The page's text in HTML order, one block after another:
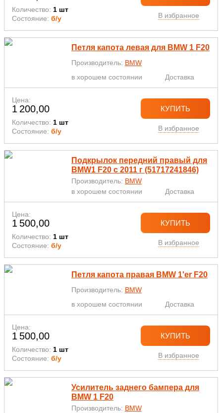
Количество: 1 шт
Состояние: б/у В избранное
Петля капота левая для BMW 1 F20
Производитель: BMW
в хорошем состоянии
Доставка
Цена:
1 200,00
Количество: 1 шт
Состояние: б/у
КУПИТЬ
В избранное
Подкрылок передний правый для
BMW1 F20 с 2011 г (51717241846)
Производитель: BMW
в хорошем состоянии
Доставка
Цена:
1 500,00
Количество: 1 шт
Состояние: б/у
КУПИТЬ
В избранное
Петля капота правая BMW 1'er F20
Производитель: BMW
в хорошем состоянии
Доставка
Цена:
1 500,00
Количество: 1 шт
Состояние: б/у
КУПИТЬ
В избранное
Усилитель заднего бампера для
BMW 1 F20
Производитель: BMW